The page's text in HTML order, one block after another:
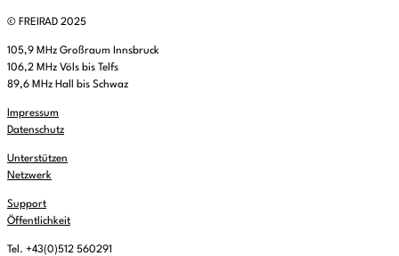
© FREIRAD 2025
105,9 MHz Großraum Innsbruck
106,2 MHz Völs bis Telfs
89,6 MHz Hall bis Schwaz
Impressum
Datenschutz
Unterstützen
Netzwerk
Support
Öffentlichkeit
Tel. +43(0)512 560291